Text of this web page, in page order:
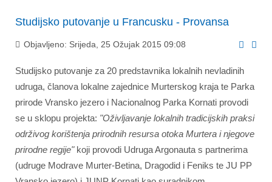
Studijsko putovanje u Francusku - Provansa
Objavljeno: Srijeda, 25 Ožujak 2015 09:08
Studijsko putovanje za 20 predstavnika lokalnih nevladinih
udruga, članova lokalne zajednice Murterskog kraja te Parka
prirode Vransko jezero i Nacionalnog Parka Kornati provodi
se u sklopu projekta: "Oživljavanje lokalnih tradicijskih praksi
održivog korištenja prirodnih resursa otoka Murtera i njegove
prirodne regije"koji provodi Udruga Argonauta s partnerima
(udruge Modrave Murter-Betina, Dragodid i Feniks te JU PP